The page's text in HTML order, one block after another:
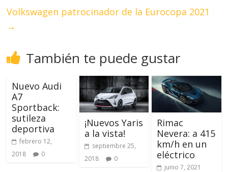
Volkswagen patrocinador de la Eurocopa 2021
→
También te puede gustar
Nuevo Audi
A7
Sportback:
sutileza
deportiva
febrero 12,
2018
0
¡Nuevos Yaris
a la vista!
septiembre 25,
2018
0
Rimac
Nevera: a 415
km/h en un
eléctrico
junio 7, 2021